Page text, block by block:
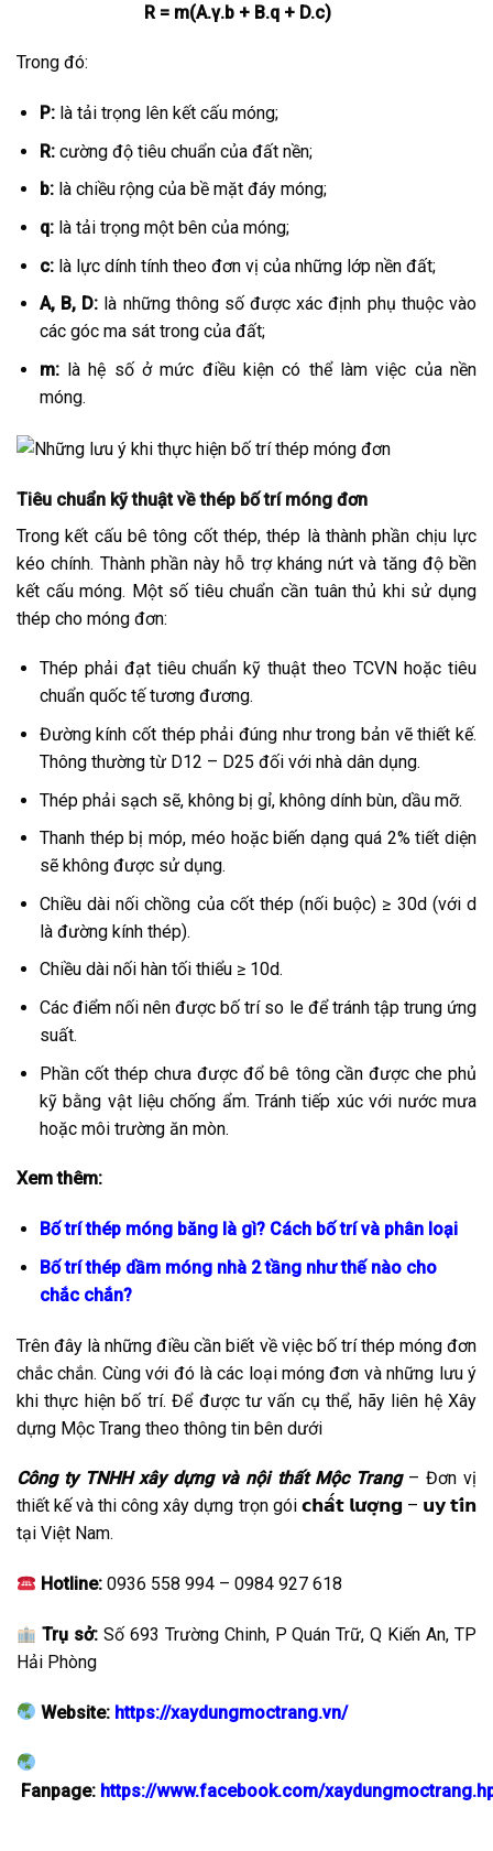
R = m(A.γ.b + B.q + D.c)
Trong đó:
P:là tải trọng lên kết cấu móng;
R:cường độ tiêu chuẩn của đất nền;
b:là chiều rộng của bề mặt đáy móng;
q:là tải trọng một bên của móng;
c:là lực dính tính theo đơn vị của những lớp nền đất;
A, B, D: là những thông số được xác định phụ thuộc vào
các góc ma sát trong của đất;
m:là hệ số ở mức điều kiện có thể làm việc của nền
móng.
Tiêu chuẩn kỹ thuật về thép bố trí móng đơn
Trong kết cấu bê tông cốt thép, thép là thành phần chịu lực
kéo chính. Thành phần này hỗ trợ kháng nứt và tăng độ bền
kết cấu móng. Một số tiêu chuẩn cần tuân thủ khi sử dụng
thép cho móng đơn:
Thép phải đạt tiêu chuẩn kỹ thuật theo TCVN hoặc tiêu
chuẩn quốc tế tương đương.
Đường kính cốt thép phải đúng như trong bản vẽ thiết kế.
Thông thường từ D12 – D25 đối với nhà dân dụng.
Thép phải sạch sẽ, không bị gỉ, không dính bùn, dầu mỡ.
Thanh thép bị móp, méo hoặc biến dạng quá 2% tiết diện
sẽ không được sử dụng.
Chiều dài nối chồng của cốt thép (nối buộc) ≥ 30d (với d
là đường kính thép).
Chiều dài nối hàn tối thiểu ≥ 10d.
Các điểm nối nên được bố trí so le để tránh tập trung ứng
suất.
Phần cốt thép chưa được đổ bê tông cần được che phủ
kỹ bằng vật liệu chống ẩm. Tránh tiếp xúc với nước mưa
hoặc môi trường ăn mòn.
Xem thêm:
Bố trí thép móng băng là gì? Cách bố trí và phân loại
Bố trí thép dầm móng nhà 2 tầng như thế nào cho
chắc chắn?
Trên đây là những điều cần biết về việc bố trí thép móng đơn
chắc chắn. Cùng với đó là các loại móng đơn và những lưu ý
khi thực hiện bố trí. Để được tư vấn cụ thể, hãy liên hệ Xây
dựng Mộc Trang theo thông tin bên dưới
Công ty TNHH xây dựng và nội thất Mộc Trang– Đơn vị
thiết kế và thi công xây dựng trọn gói 𝗰𝗵𝗮̂́𝘁 𝗹𝘂̛𝗼̛̣𝗻𝗴 – 𝘂𝘆 𝘁𝗶́𝗻
tại Việt Nam.
Hotline: 0936 558 994 – 0984 927 618
Trụ sở: Số 693 Trường Chinh, P Quán Trữ, Q Kiến An, TP
Hải Phòng
Website: https://xaydungmoctrang.vn/
Fanpage: https://www.facebook.com/